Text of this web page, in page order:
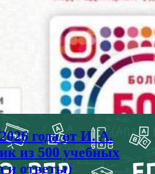
года от И. А.
из 500 учебных
и ответы)